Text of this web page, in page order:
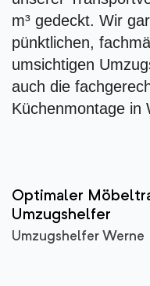
m³ gedeckt. Wir
pünktlichen,
umsichtigen
auch die
Küchenmontage in
Optimaler
Umzugshelfer
Umzugshelfer Werne